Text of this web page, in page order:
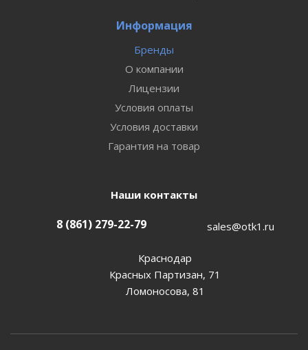
Информация
Бренды
О компании
Лицензии
Условия оплаты
Условия доставки
Гарантия на товар
Наши контакты
8 (861) 279-22-79 sales@otk1.ru
Краснодар
Красных Партизан, 71
Ломоносова, 81